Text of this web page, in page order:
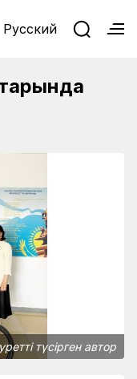
Русский
түсірген автор